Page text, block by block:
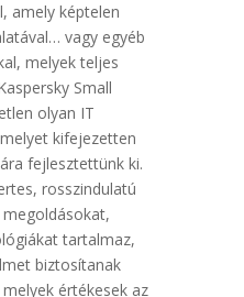
amely képtelen
vagy egyéb
melyek teljes
Small
olyan IT
kifejezetten
fejlesztettünk ki.
rosszindulatú
tartalmaz,
biztosítanak
értékesek az